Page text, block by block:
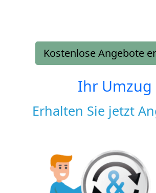
Kostenlose Angebote
Ihr Umzug
Erhalten Sie jetzt